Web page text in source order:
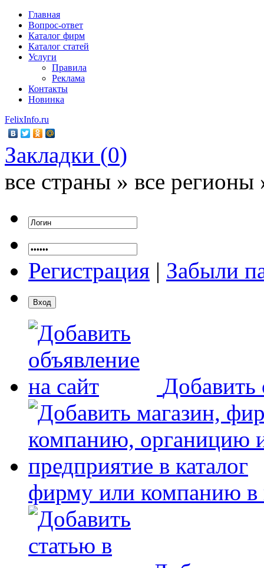
Главная
Вопрос-ответ
Каталог фирм
Каталог статей
Услуги
Правила
Реклама
Контакты
Новинка
FelixInfo.ru
Закладки (0)
все страны » все регионы
Регистрация | Забыли
Добавить
фирму или компанию в